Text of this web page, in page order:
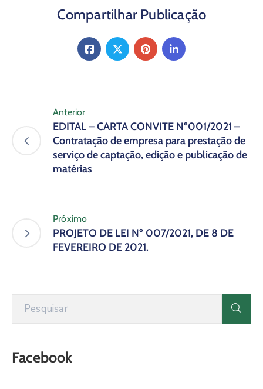
Compartilhar Publicação
Anterior
EDITAL – CARTA CONVITE Nº001/2021 –
Contratação de empresa para prestação de
serviço de captação, edição e publicação de
matérias
Próximo
PROJETO DE LEI Nº 007/2021, DE 8 DE
FEVEREIRO DE 2021.
Facebook